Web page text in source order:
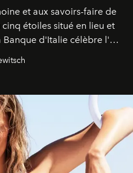
et aux savoirs-faire de
étoiles situé en lieu et
d'Italie célèbre l'art